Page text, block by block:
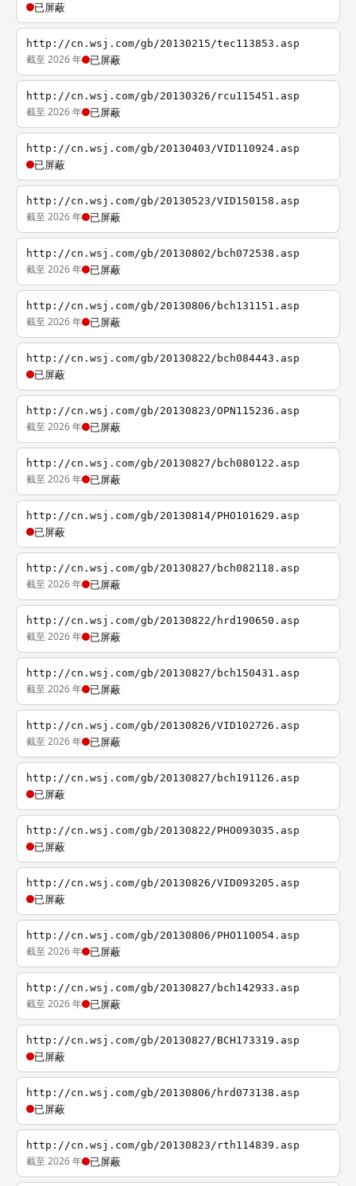
已屏蔽
http://cn.wsj.com/gb/20130215/tec113853.asp
截至 2026 年 已屏蔽
http://cn.wsj.com/gb/20130326/rcu115451.asp
截至 2026 年 已屏蔽
http://cn.wsj.com/gb/20130403/VID110924.asp
已屏蔽
http://cn.wsj.com/gb/20130523/VID150158.asp
截至 2026 年 已屏蔽
http://cn.wsj.com/gb/20130802/bch072538.asp
截至 2026 年 已屏蔽
http://cn.wsj.com/gb/20130806/bch131151.asp
截至 2026 年 已屏蔽
http://cn.wsj.com/gb/20130822/bch084443.asp
已屏蔽
http://cn.wsj.com/gb/20130823/OPN115236.asp
截至 2026 年 已屏蔽
http://cn.wsj.com/gb/20130827/bch080122.asp
截至 2026 年 已屏蔽
http://cn.wsj.com/gb/20130814/PHO101629.asp
已屏蔽
http://cn.wsj.com/gb/20130827/bch082118.asp
截至 2026 年 已屏蔽
http://cn.wsj.com/gb/20130822/hrd190650.asp
截至 2026 年 已屏蔽
http://cn.wsj.com/gb/20130827/bch150431.asp
截至 2026 年 已屏蔽
http://cn.wsj.com/gb/20130826/VID102726.asp
截至 2026 年 已屏蔽
http://cn.wsj.com/gb/20130827/bch191126.asp
已屏蔽
http://cn.wsj.com/gb/20130822/PHO093035.asp
已屏蔽
http://cn.wsj.com/gb/20130826/VID093205.asp
已屏蔽
http://cn.wsj.com/gb/20130806/PHO110054.asp
截至 2026 年 已屏蔽
http://cn.wsj.com/gb/20130827/bch142933.asp
截至 2026 年 已屏蔽
http://cn.wsj.com/gb/20130827/BCH173319.asp
已屏蔽
http://cn.wsj.com/gb/20130806/hrd073138.asp
已屏蔽
http://cn.wsj.com/gb/20130823/rth114839.asp
截至 2026 年 已屏蔽